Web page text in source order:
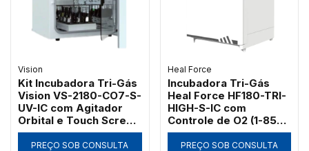
Vision
Kit Incubadora Tri-Gás
Vision VS-2180-CO7-S-
UV-IC com Agitador
Orbital e Touch Screen
180L
PREÇO SOB CONSULTA
Heal Force
Incubadora Tri-Gás
Heal Force HF180-TRI-
HIGH-S-IC com
Controle de O2 (1-85%)
e Umidade
PREÇO SOB CONSULTA